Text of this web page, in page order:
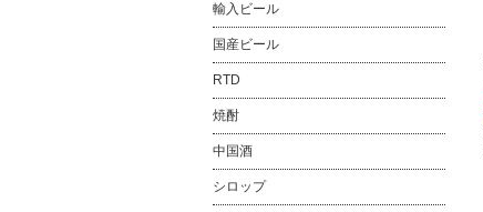
輸入ビール
国産ビール
RTD
焼酎
中国酒
シロップ